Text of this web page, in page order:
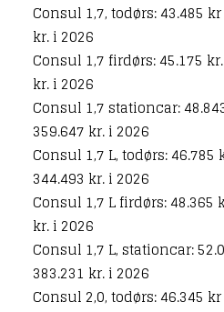
Consul 1,7, todørs: 43.485
kr. i 2026
Consul 1,7 firdørs: 45.175
kr. i 2026
Consul 1,7 stationcar:
359.647 kr. i 2026
Consul 1,7 L, todørs:
344.493 kr. i 2026
Consul 1,7 L firdørs: 48.365
kr. i 2026
Consul 1,7 L, stationcar:
383.231 kr. i 2026
Consul 2,0, todørs: 46.345